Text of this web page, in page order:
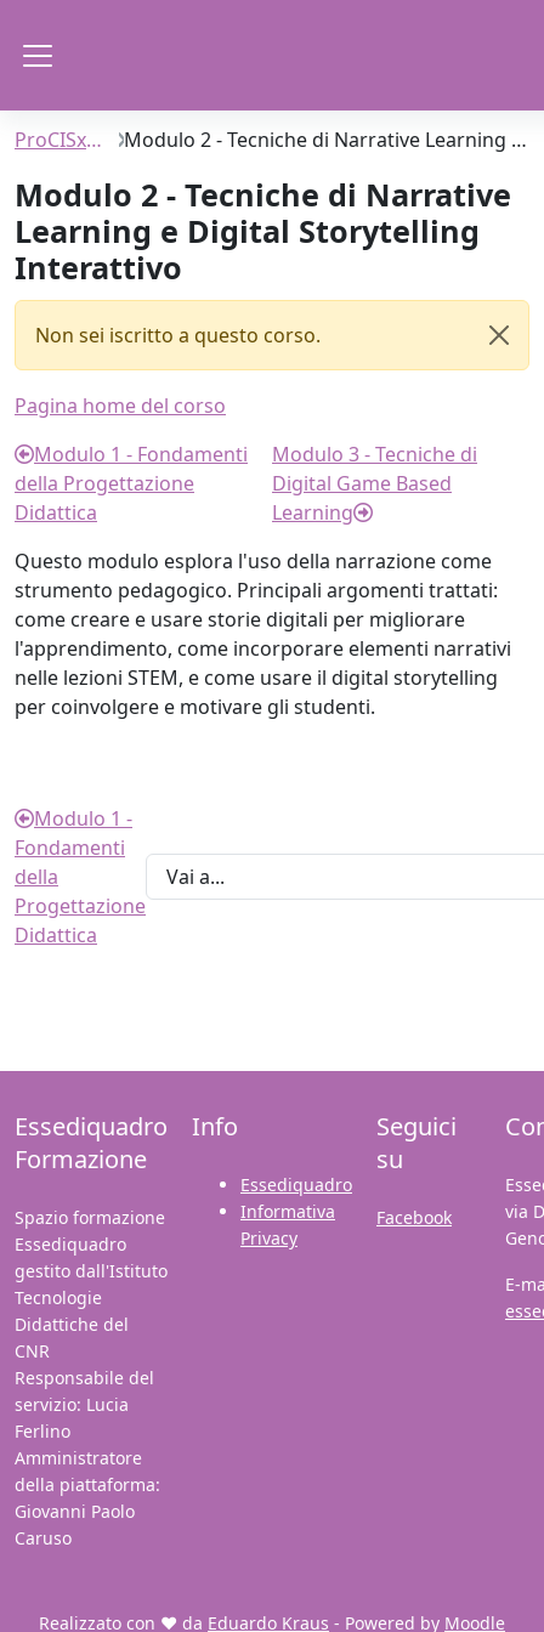
ProCISxDIDSTEM Modulo 2 - Tecniche di Narrative Learning e Digital Storytelling Interattivo
Modulo 2 - Tecniche di Narrative
Learning e Digital Storytelling
Interattivo
Non sei iscritto a questo corso.
Schema della sezione
Pagina home del corso
Modulo 1 - Fondamenti
della Progettazione
Didattica
Modulo 3 - Tecniche di
Digital Game Based
Learning
Questo modulo esplora l'uso della narrazione come
strumento pedagogico. Principali argomenti trattati:
come creare e usare storie digitali per migliorare
l'apprendimento, come incorporare elementi narrativi
nelle lezioni STEM, e come usare il digital storytelling
per coinvolgere e motivare gli studenti.
Modulo 1 -
Fondamenti
della
Progettazione
Didattica
Essediquadro
Formazione
Spazio formazione
Essediquadro
gestito dall'Istituto
Tecnologie
Didattiche del
CNR
Responsabile del
servizio: Lucia
Ferlino
Amministratore
della piattaforma:
Giovanni Paolo
Caruso
Info
Essediquadro
Informativa
Privacy
Seguici
su
Facebook
via
E-
Realizzato con ❤️ da Eduardo Kraus - Powered by Moodle